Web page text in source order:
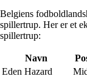
Belgiens
spillertrup. Her er et
spillertrup:
Navn
Eden Hazard